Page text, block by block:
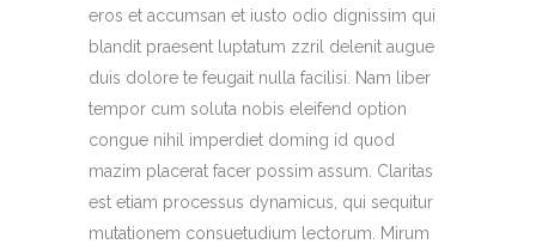
eros et accumsan et iusto odio dignissim qui
blandit praesent luptatum zzril delenit augue
duis dolore te feugait nulla facilisi. Nam liber
tempor cum soluta nobis eleifend option
congue nihil imperdiet doming id quod
mazim placerat facer possim assum. Claritas
est etiam processus dynamicus, qui sequitur
mutationem consuetudium lectorum. Mirum